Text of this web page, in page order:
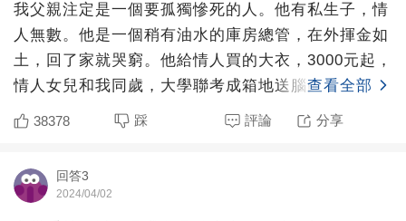
我父親注定是一個要孤獨慘死的人。他有私生子，情
人無數。他是一個稍有油水的庫房總管，在外揮金如
土，回了家就哭窮。他給情人買的大衣，3000元起，
情人女兒和我同歲，大學聯考成箱地送腦白金，喝不
完。零幾年時
查看全部
38378 踩 評論 分享
回答3
2024/04/02